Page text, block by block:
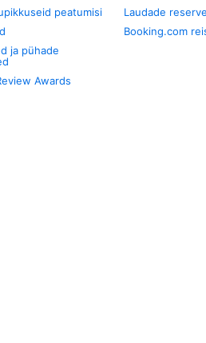
peatumisi
ja pühade
Awards
Laudade
Booking.com